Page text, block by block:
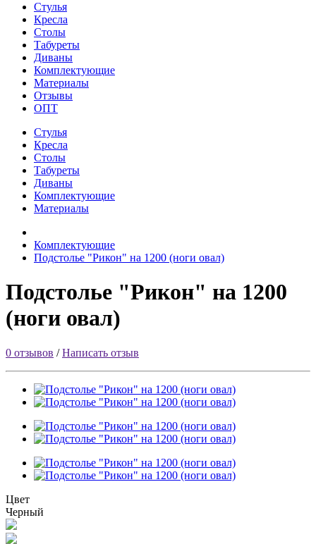
Стулья
Кресла
Столы
Табуреты
Диваны
Комплектующие
Материалы
Отзывы
ОПТ
Стулья
Кресла
Столы
Табуреты
Диваны
Комплектующие
Материалы
Комплектующие
Подстолье "Рикон" на 1200 (ноги овал)
Подстолье "Рикон" на 1200
(ноги овал)
0 отзывов /Написать отзыв
Цвет
Черный